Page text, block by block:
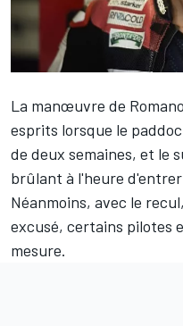
La manœuvre de
esprits lorsque le
de deux semaines, et le
brûlant à l'heure
Néanmoins, avec le
excusé, certains pilotes
mesure.